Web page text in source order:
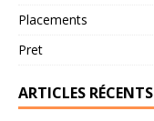
Placements
Pret
ARTICLES RÉCENTS